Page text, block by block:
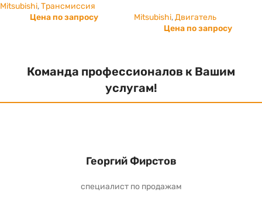
Mitsubishi,Трансмиссия
Цена по запросу
Mitsubishi,Двигатель
Цена по запросу
Команда профессионалов к Вашим
услугам!
Георгий Фирстов
специалист по продажам